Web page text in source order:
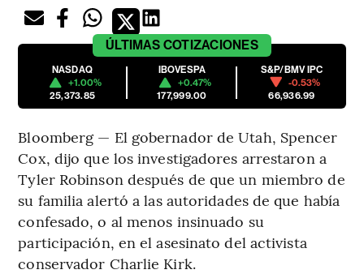
ÚLTIMAS COTIZACIONES
NASDAQ
+1.00%
25,373.85
IBOVESPA
+0.47%
177,999.00
S&P/BMV IPC
-0.53%
66,936.99
Bloomberg — El gobernador de Utah, Spencer
Cox, dijo que los investigadores arrestaron a
Tyler Robinson después de que un miembro de
su familia alertó a las autoridades de que había
confesado, o al menos insinuado su
participación, en el asesinato del activista
conservador Charlie Kirk.